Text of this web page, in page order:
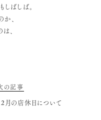
しばしば。
、
、
の記事
月の店休日について